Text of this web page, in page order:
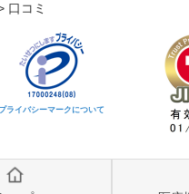
口コミ
ライバシーマークについて